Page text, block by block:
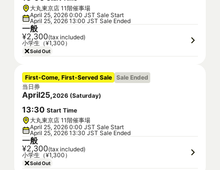
大丸東京店 11階催事場
April 25, 2026 0:00 JST Sale Start
April 25, 2026 13:00 JST Sale Ended
一般
¥2,300(tax included)
小学生（¥1,300）
Sold Out
First-Come, First-Served Sale Sale Ended
当日券
April25,2026 (Saturday)
13:30 Start Time
大丸東京店 11階催事場
April 25, 2026 0:00 JST Sale Start
April 25, 2026 13:30 JST Sale Ended
一般
¥2,300(tax included)
小学生（¥1,300）
Sold Out